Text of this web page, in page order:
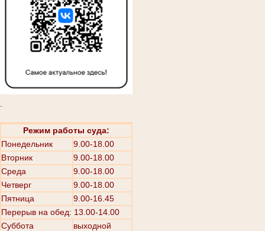
Режим работы суда:
Понедельник
9.00-18.00
Вторник
9.00-18.00
Среда
9.00-18.00
Четверг
9.00-18.00
Пятница
9.00-16.45
Перерыв на обед: 13.00-14.00
Суббота
выходной